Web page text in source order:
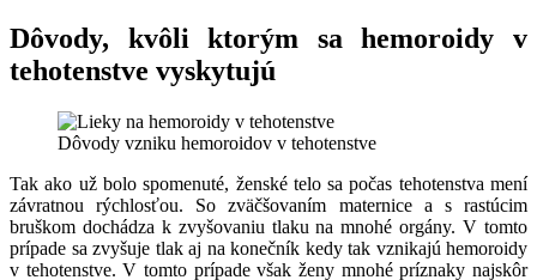
Dôvody, kvôli ktorým sa hemoroidy v
tehotenstve vyskytujú
Dôvody vzniku hemoroidov v tehotenstve
Tak ako už bolo spomenuté, ženské telo sa počas tehotenstva mení
závratnou rýchlosťou. So zväčšovaním maternice a s rastúcim
bruškom dochádza k zvyšovaniu tlaku na mnohé orgány. V tomto
prípade sa zvyšuje tlak aj na konečník kedy tak vznikajú hemoroidy
v tehotenstve. V tomto prípade však ženy mnohé príznaky najskôr